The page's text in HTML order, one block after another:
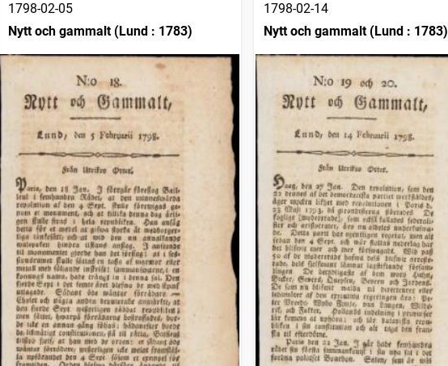
1798-02-05
Nytt och gammalt (Lund : 1783)
1798-02-14
Nytt och gammalt (Lund : 1783)